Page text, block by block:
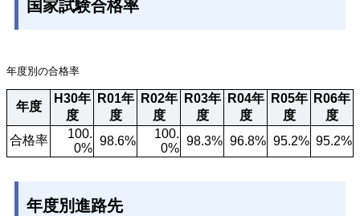
国家試験合格率
年度別の合格率
年度
H30年
度
R01年
度
R02年
度
R03年
度
R04年
度
R05年
度
R06年
度
合格率
100.
0%
98.6%
100.
0%
98.3% 96.8% 95.2% 95.2%
年度別進路先